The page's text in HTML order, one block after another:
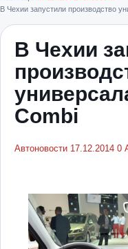
В Чехии запустили производство
В Чехии
Combi
Автоновости 17.12.2014 0